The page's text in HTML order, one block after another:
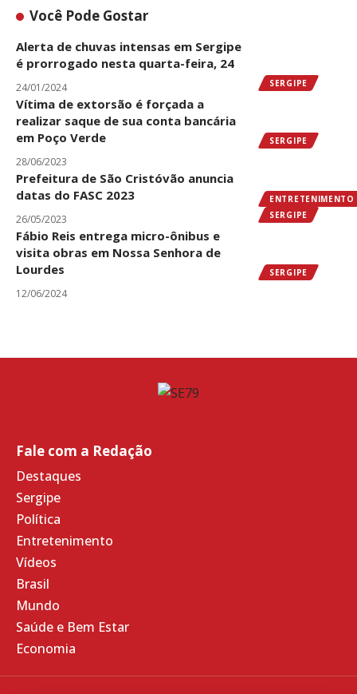
Você Pode Gostar
SERGIPE
Alerta de chuvas intensas em Sergipe
é prorrogado nesta quarta-feira, 24
24/01/2024
SERGIPE
Vítima de extorsão é forçada a
realizar saque de sua conta bancária
em Poço Verde
28/06/2023
ENTRETENIMENTO
SERGIPE
Prefeitura de São Cristóvão anuncia
datas do FASC 2023
26/05/2023
SERGIPE
Fábio Reis entrega micro-ônibus e
visita obras em Nossa Senhora de
Lourdes
12/06/2024
Fale com a Redação
Destaques
Sergipe
Política
Entretenimento
Vídeos
Brasil
Mundo
Saúde e Bem Estar
Economia